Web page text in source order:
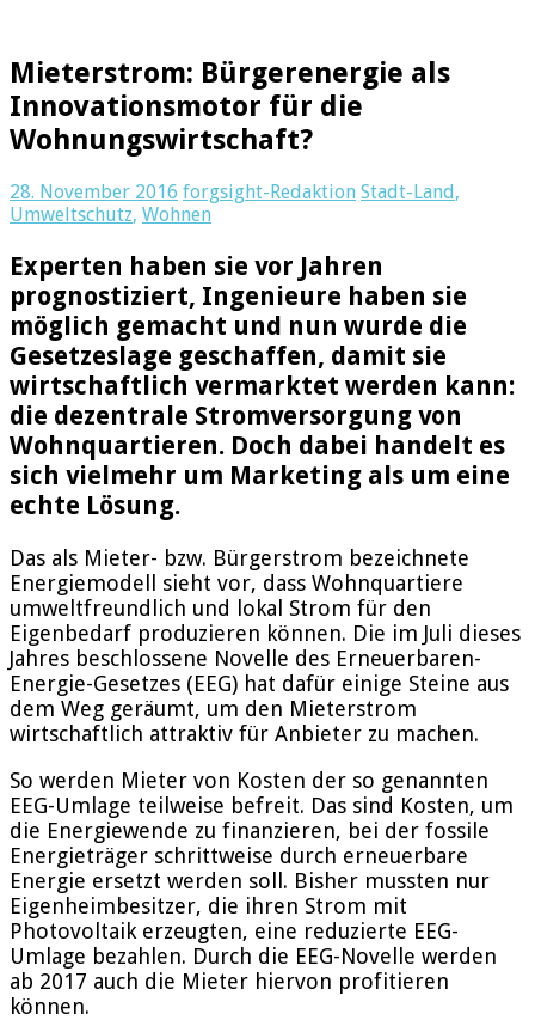
Mieterstrom: Bürgerenergie als
Innovationsmotor für die
Wohnungswirtschaft?
28. November 2016 forgsight-Redaktion Stadt-Land,
Umweltschutz, Wohnen
Experten haben sie vor Jahren
prognostiziert, Ingenieure haben sie
möglich gemacht und nun wurde die
Gesetzeslage geschaffen, damit sie
wirtschaftlich vermarktet werden kann:
die dezentrale Stromversorgung von
Wohnquartieren. Doch dabei handelt es
sich vielmehr um Marketing als um eine
echte Lösung.
Das als Mieter- bzw. Bürgerstrom bezeichnete
Energiemodell sieht vor, dass Wohnquartiere
umweltfreundlich und lokal Strom für den
Eigenbedarf produzieren können. Die im Juli dieses
Jahres beschlossene Novelle des Erneuerbaren-
Energie-Gesetzes (EEG) hat dafür einige Steine aus
dem Weg geräumt, um den Mieterstrom
wirtschaftlich attraktiv für Anbieter zu machen.
So werden Mieter von Kosten der so genannten
EEG-Umlage teilweise befreit. Das sind Kosten, um
die Energiewende zu finanzieren, bei der fossile
Energieträger schrittweise durch erneuerbare
Energie ersetzt werden soll. Bisher mussten nur
Eigenheimbesitzer, die ihren Strom mit
Photovoltaik erzeugten, eine reduzierte EEG-
Umlage bezahlen. Durch die EEG-Novelle werden
ab 2017 auch die Mieter hiervon profitieren
können.